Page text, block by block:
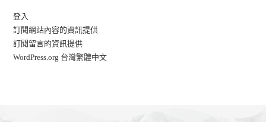
登入
訂閱網站內容的資訊提供
訂閱留言的資訊提供
WordPress.org 台灣繁體中文